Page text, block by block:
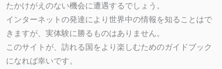
たかけがえのない機会に遭遇するでしょう。
インターネットの発達により世界中の情報を知ることはで
きますが、実体験に勝るものはありません。
このサイトが、訪れる国をより楽しむためのガイドブック
になれば幸いです。